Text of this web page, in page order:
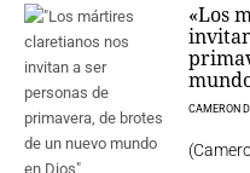
«Los
CAMERON